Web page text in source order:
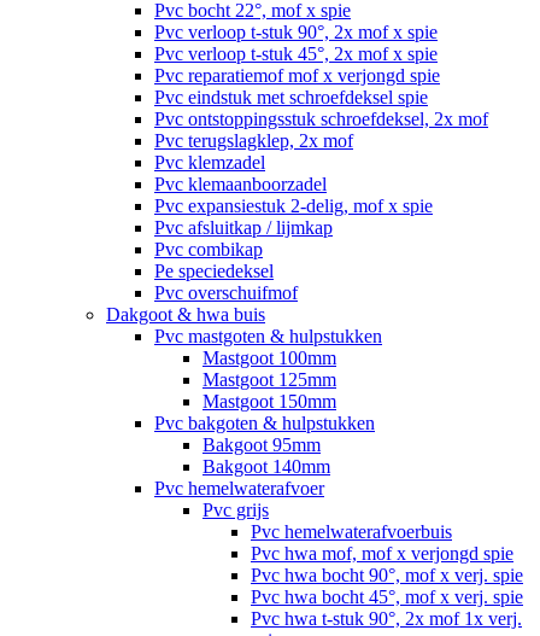
Pvc bocht 22°, mof x spie
Pvc verloop t-stuk 90°, 2x mof x spie
Pvc verloop t-stuk 45°, 2x mof x spie
Pvc reparatiemof mof x verjongd spie
Pvc eindstuk met schroefdeksel spie
Pvc ontstoppingsstuk schroefdeksel, 2x mof
Pvc terugslagklep, 2x mof
Pvc klemzadel
Pvc klemaanboorzadel
Pvc expansiestuk 2-delig, mof x spie
Pvc afsluitkap / lijmkap
Pvc combikap
Pe speciedeksel
Pvc overschuifmof
Dakgoot & hwa buis
Pvc mastgoten & hulpstukken
Mastgoot 100mm
Mastgoot 125mm
Mastgoot 150mm
Pvc bakgoten & hulpstukken
Bakgoot 95mm
Bakgoot 140mm
Pvc hemelwaterafvoer
Pvc grijs
Pvc hemelwaterafvoerbuis
Pvc hwa mof, mof x verjongd spie
Pvc hwa bocht 90°, mof x verj. spie
Pvc hwa bocht 45°, mof x verj. spie
Pvc hwa t-stuk 90°, 2x mof 1x verj.